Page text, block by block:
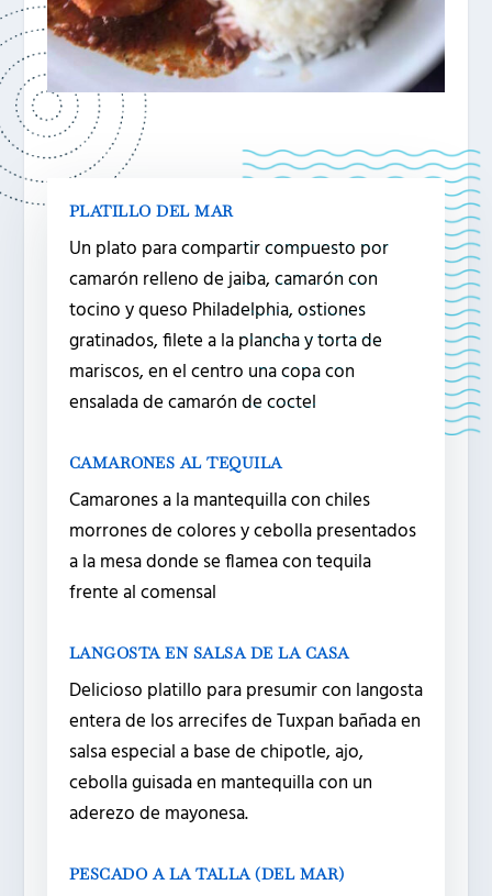
PLATILLO DEL MAR
Un plato para compartir compuesto por
camarón relleno de jaiba, camarón con
tocino y queso Philadelphia, ostiones
gratinados, filete a la plancha y torta de
mariscos, en el centro una copa con
ensalada de camarón de coctel
CAMARONES AL TEQUILA
Camarones a la mantequilla con chiles
morrones de colores y cebolla presentados
a la mesa donde se flamea con tequila
frente al comensal
LANGOSTA EN SALSA DE LA CASA
Delicioso platillo para presumir con langosta
entera de los arrecifes de Tuxpan bañada en
salsa especial a base de chipotle, ajo,
cebolla guisada en mantequilla con un
aderezo de mayonesa.
PESCADO A LA TALLA (DEL MAR)